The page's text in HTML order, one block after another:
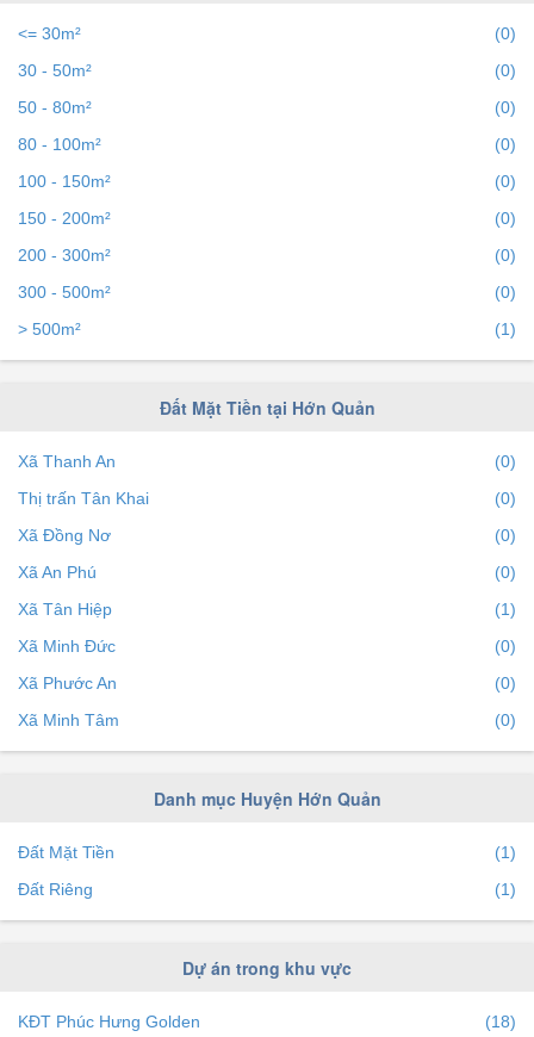
<= 30m²
(0)
30 - 50m²
(0)
50 - 80m²
(0)
80 - 100m²
(0)
100 - 150m²
(0)
150 - 200m²
(0)
200 - 300m²
(0)
300 - 500m²
(0)
> 500m²
(1)
Đất Mặt Tiền tại Hớn Quản
Xã Thanh An
(0)
Thị trấn Tân Khai
(0)
Xã Đồng Nơ
(0)
Xã An Phú
(0)
Xã Tân Hiệp
(1)
Xã Minh Đức
(0)
Xã Phước An
(0)
Xã Minh Tâm
(0)
Danh mục Huyện Hớn Quản
Đất Mặt Tiền
(1)
Đất Riêng
(1)
Dự án trong khu vực
KĐT Phúc Hưng Golden
(18)